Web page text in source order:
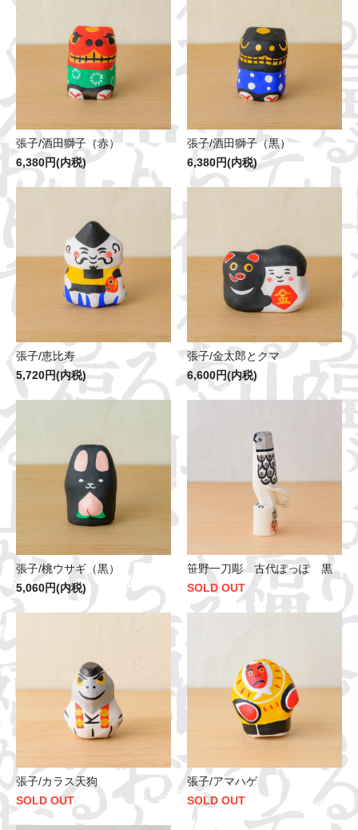
張子/酒田獅子（赤）
6,380円(内税)
張子/酒田獅子（黒）
6,380円(内税)
張子/恵比寿
5,720円(内税)
張子/金太郎とクマ
6,600円(内税)
張子/桃ウサギ（黒）
5,060円(内税)
笹野一刀彫 古代ぽっぽ 黒
SOLD OUT
張子/カラス天狗
SOLD OUT
張子/アマハゲ
SOLD OUT